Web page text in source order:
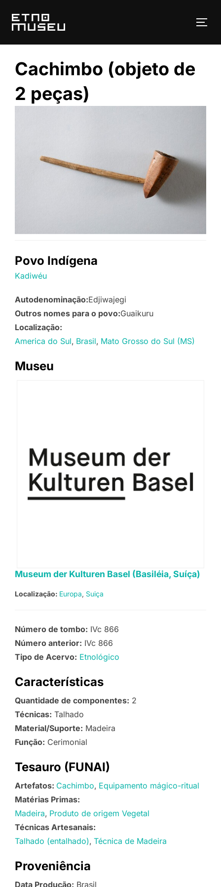
para
Cachimbo (objeto de
2 peças)
Povo Indígena
Kadiwéu
Autodenominação:Edjiwajegi
Outros nomes para o povo:Guaikuru
Localização:
America do Sul Brasil Mato Grosso do Sul (MS)
Museu
Museum der Kulturen Basel (Basiléia, Suíça)
Localização: Europa Suiça
Número de tombo: IVc 866
Número anterior: IVc 866
Tipo de Acervo: Etnológico
Características
Quantidade de componentes: 2
Técnicas: Talhado
Material/Suporte: Madeira
Função: Cerimonial
Tesauro (FUNAI)
Artefatos: Cachimbo Equipamento mágico-ritual
Matérias Primas:
Madeira Produto de origem Vegetal
Técnicas Artesanais:
Talhado (entalhado) Técnica de Madeira
Proveniência
Data Produção: Brasil